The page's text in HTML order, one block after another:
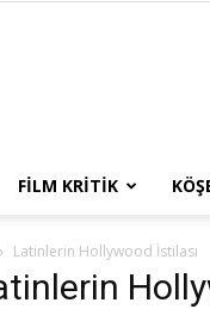
FILM KRITIK
Latinlerin Hollywood İstilası